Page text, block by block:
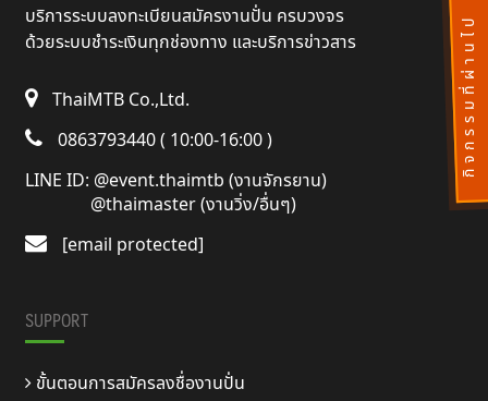
บริการระบบลงทะเบียนสมัครงานปั่น ครบวงจร
ด้วยระบบชำระเงินทุกช่องทาง และบริการข่าวสาร
ThaiMTB Co.,Ltd.
0863793440 ( 10:00-16:00 )
LINE ID: @event.thaimtb (งานจักรยาน)
@thaimaster (งานวิ่ง/อื่นๆ)
[email protected]
SUPPORT
ขั้นตอนการสมัครลงชื่องานปั่น
กิ
จ
ก
ร
ร
ม
ที่
ผ่
า
น
ไ
ป
แ
ล้